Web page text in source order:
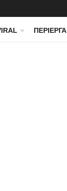
ΠΕΡΊΕΡΓΑ